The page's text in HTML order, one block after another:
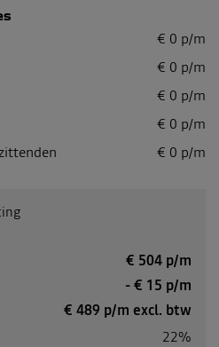
€ 0 p/m
€ 0 p/m
€ 0 p/m
€ 0 p/m
€ 0 p/m
€ 504 p/m
- € 15 p/m
€ 489 p/m excl. btw
22%